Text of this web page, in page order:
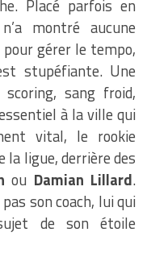
Placé parfois en
n’a montré aucune
gérer le tempo,
stupéfiante. Une
sang froid,
à la ville qui
vital, le rookie
la ligue, derrière des
ou Damian Lillard.
son coach, lui qui
de son étoile